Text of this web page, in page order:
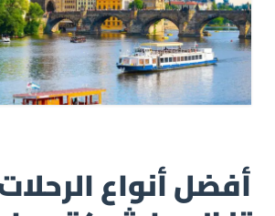
أفضل أنواع